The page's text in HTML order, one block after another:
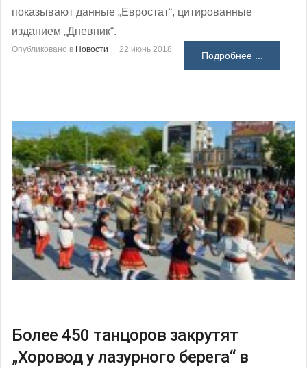
показывают данные „Евростат“, цитированные
изданием „Дневник“.
Опубликовано в Новости 22 июнь 2018
Подробнее ...
Более 450 танцоров закрутят
„Хоровод у лазурного берега“ в